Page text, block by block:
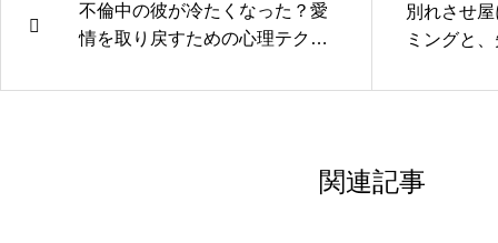
不倫中の彼が冷たくなった？愛
情を取り戻すための心理テクニ
別れさせ
ミングと
関連記事